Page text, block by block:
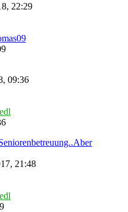
22:29
09:36
21:48